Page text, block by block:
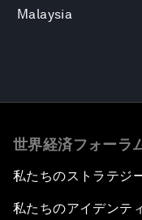
Malaysia
世界経済フォーラ
私たちのストラテジ
私たちのアイデンテ